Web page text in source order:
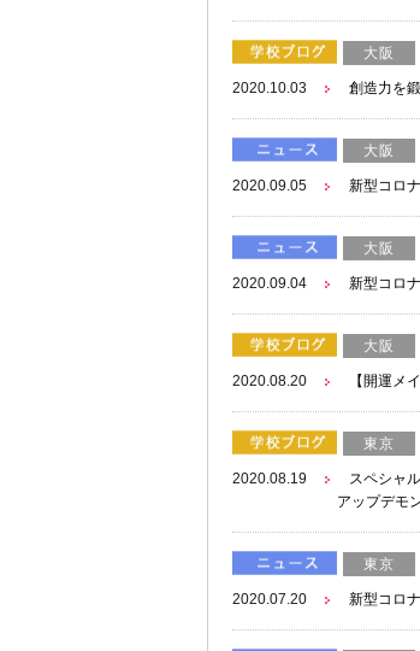
大阪
2020.10.03 創造力を
大阪
2020.09.05 新型コロ
大阪
2020.09.04 新型コロ
大阪
2020.08.20 【開運メ
東京
2020.08.19
スペシャ
アップデモ
東京
2020.07.20 新型コロ